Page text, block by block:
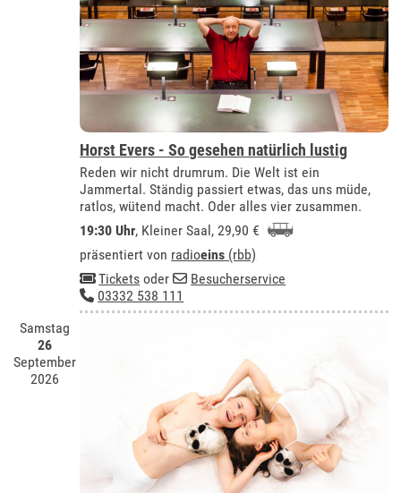
Horst Evers - So gesehen natürlich lustig
Reden wir nicht drumrum. Die Welt ist ein
Jammertal. Ständig passiert etwas, das uns müde,
ratlos, wütend macht. Oder alles vier zusammen.
19:30 Uhr, Kleiner Saal, 29,90 €
präsentiert von radioeins (rbb)
Tickets oder
Besucherservice
03332 538 111
Samstag
26
September
2026